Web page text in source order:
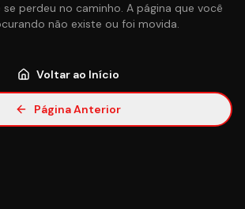
se perdeu no caminho. A página que você
não existe ou foi movida.
Voltar ao Início
Página Anterior